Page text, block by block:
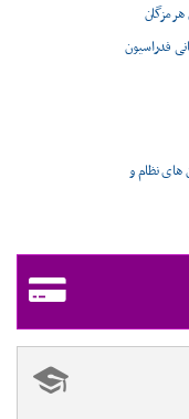
فدراسیون
نظام و